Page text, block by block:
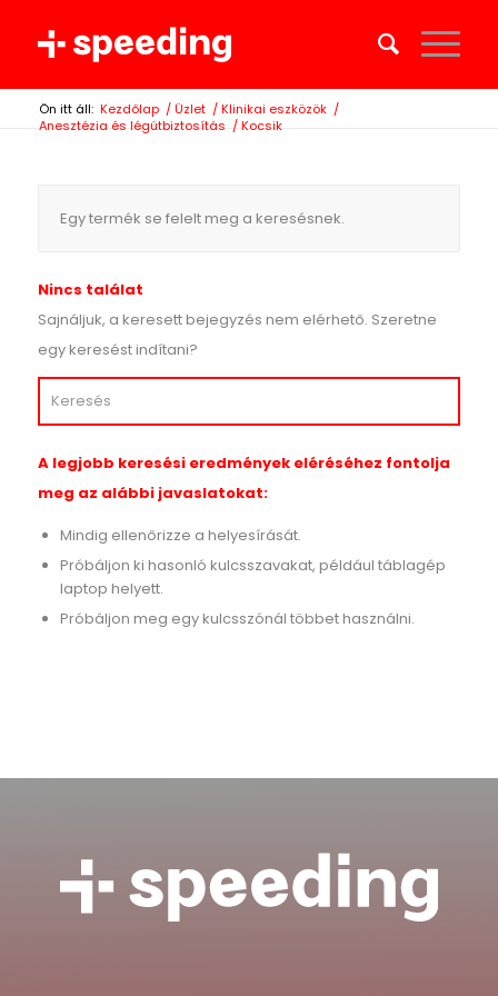
Ön itt áll: Kezdőlap / Üzlet / Klinikai eszközök /
Anesztézia és légútbiztosítás / Kocsik
Egy termék se felelt meg a keresésnek.
Nincs találat
Sajnáljuk, a keresett bejegyzés nem elérhető. Szeretne
egy keresést indítani?
A legjobb keresési eredmények eléréséhez fontolja
meg az alábbi javaslatokat:
Mindig ellenőrizze a helyesírását.
Próbáljon ki hasonló kulcsszavakat, például táblagép
laptop helyett.
Próbáljon meg egy kulcsszónál többet használni.